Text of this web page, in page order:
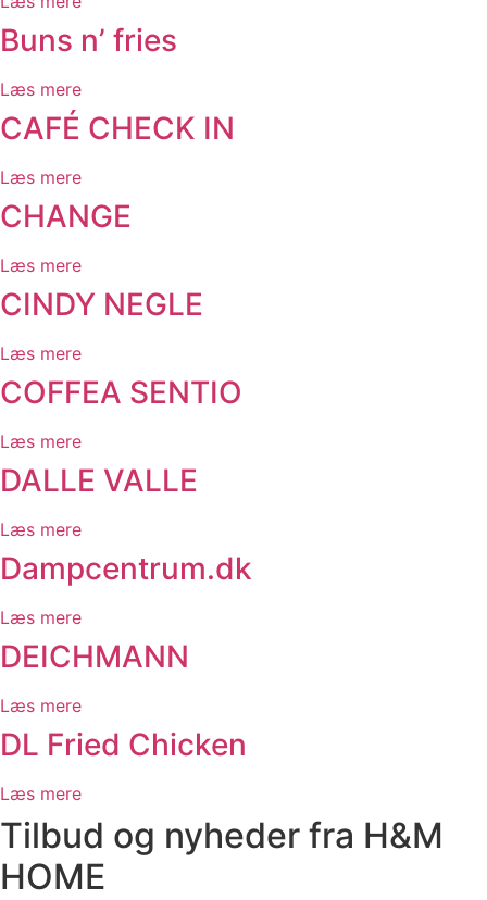
Buns n’ fries
Læs mere
CAFÉ CHECK IN
Læs mere
CHANGE
Læs mere
CINDY NEGLE
Læs mere
COFFEA SENTIO
Læs mere
DALLE VALLE
Læs mere
Dampcentrum.dk
Læs mere
DEICHMANN
Læs mere
DL Fried Chicken
Læs mere
Tilbud og nyheder fra H&M
HOME